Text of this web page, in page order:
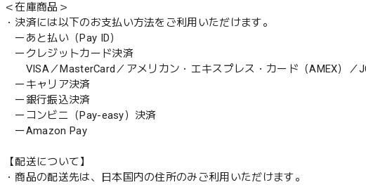
＜在庫商品＞
・決済には以下のお支払い方法をご利用いただけます。
ーあと払い（Pay ID）
ークレジットカード決済
VISA／MasterCard／アメリカン・エキスプレス・カード（AMEX）／
ーキャリア決済
ー銀行振込決済
ーコンビニ（Pay-easy）決済
ーAmazon Pay
【配送について】
・商品の配送先は、日本国内の住所のみご利用いただけます。